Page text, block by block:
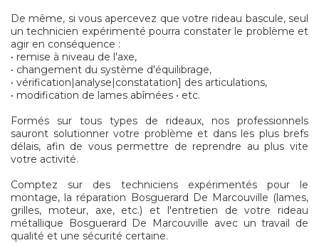
De même, si vous apercevez que votre rideau bascule, seul
un technicien expérimenté pourra constater le problème et
agir en conséquence :
• remise à niveau de l'axe,
• changement du système d'équilibrage,
• vérification|analyse|constatation] des articulations,
• modification de lames abîmées • etc.
Formés sur tous types de rideaux, nos professionnels
sauront solutionner votre problème et dans les plus brefs
délais, afin de vous permettre de reprendre au plus vite
votre activité.
Comptez sur des techniciens expérimentés pour le
montage, la réparation Bosguerard De Marcouville (lames,
grilles, moteur, axe, etc.) et l'entretien de votre rideau
métallique Bosguerard De Marcouville avec un travail de
qualité et une sécurité certaine.